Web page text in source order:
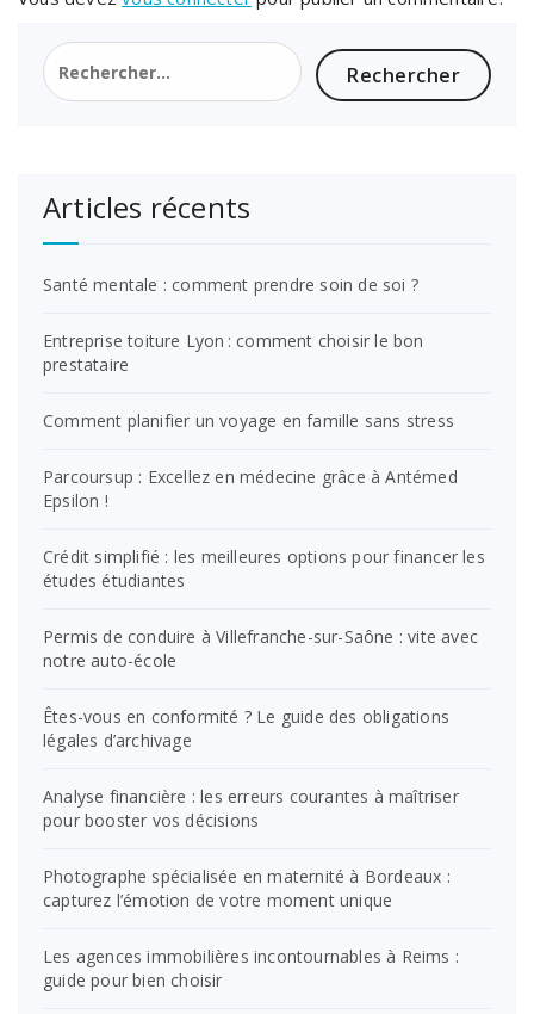
Rechercher :
Articles récents
Santé mentale : comment prendre soin de soi ?
Entreprise toiture Lyon : comment choisir le bon
prestataire
Comment planifier un voyage en famille sans stress
Parcoursup : Excellez en médecine grâce à Antémed
Epsilon !
Crédit simplifié : les meilleures options pour financer les
études étudiantes
Permis de conduire à Villefranche-sur-Saône : vite avec
notre auto-école
Êtes-vous en conformité ? Le guide des obligations
légales d’archivage
Analyse financière : les erreurs courantes à maîtriser
pour booster vos décisions
Photographe spécialisée en maternité à Bordeaux :
capturez l’émotion de votre moment unique
Les agences immobilières incontournables à Reims :
guide pour bien choisir